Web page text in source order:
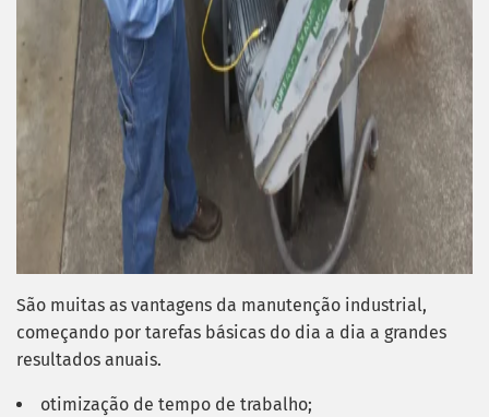
São muitas as vantagens da manutenção industrial,
começando por tarefas básicas do dia a dia a grandes
resultados anuais.
otimização de tempo de trabalho;